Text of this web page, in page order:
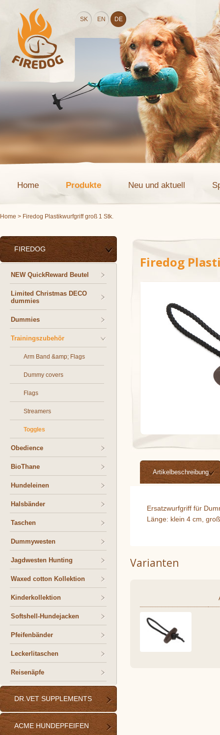
SK EN DE
Home Produkte Neu und aktuell
Home > Firedog Plastikwurfgriff groß 1 Stk.
FIREDOG
NEW QuickReward Beutel
Limited Christmas DECO
dummies
Dummies
Trainingszubehör
Arm Band &amp; Flags
Dummy covers
Flags
Streamers
Toggles
Obedience
BioThane
Hundeleinen
Halsbänder
Taschen
Dummywesten
Jagdwesten Hunting
Waxed cotton Kollektion
Kinderkollektion
Softshell-Hundejacken
Pfeifenbänder
Leckerlitaschen
Reisenäpfe
DR.VET SUPPLEMENTS
ACME HUNDEPFEIFEN
Firedog
Artikelbeschreibung
Ersatzwurfgriff für
Länge: klein 4 cm,
Varianten